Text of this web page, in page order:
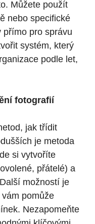
Můžete použít
nebo specifické
přímo pro správu
systém, který
podle let,
fotografií
jak třídit
je metoda
si vytvoříte
přátelé) a
možností je
vám pomůže
Nezapomeňte